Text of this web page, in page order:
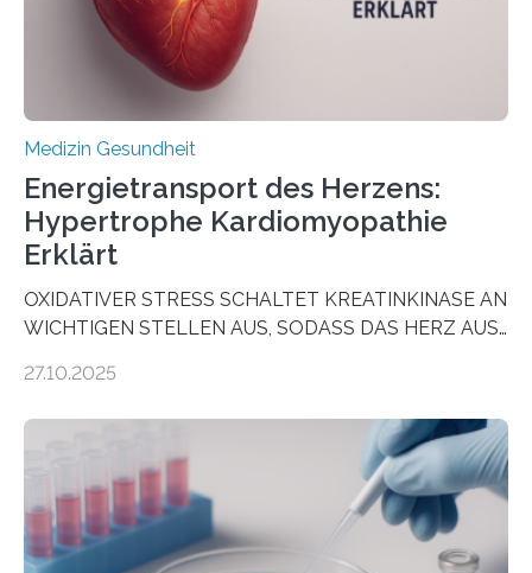
häufigsten Krebsarten und stellt…
Medizin Gesundheit
Energietransport des Herzens:
Hypertrophe Kardiomyopathie
Erklärt
OXIDATIVER STRESS SCHALTET KREATINKINASE AN
WICHTIGEN STELLEN AUS, SODASS DAS HERZ AUS
aus dem Deutschen Zentrum für Herzinsuffizienz
im Journal Circulation, warum der Energietransport bei
der Hypertrophen Kardiomyopathie (HCM) versagen
kann und wie sich durch eine Verringerung der
Herzbelastung und des oxidativen Stresses
Rhythmusstörungen reduzieren lassen. Würzburg. Die
27.10.2025